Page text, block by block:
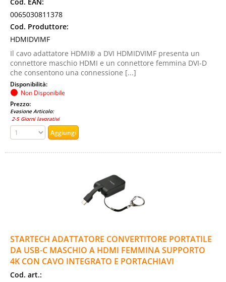
0065030811378
Cod. Produttore:
HDMIDVIMF
Il cavo adattatore HDMI® a DVI HDMIDVIMF presenta un
connettore maschio HDMI e un connettore femmina DVI-D
che consentono una connessione [...]
Disponibilità:
Non Disponibile
Prezzo:
Evasione Articolo:
2-5 Giorni lavorativi
STARTECH ADATTATORE CONVERTITORE PORTATILE
DA USB-C MASCHIO A HDMI FEMMINA SUPPORTO
4K CON CAVO INTEGRATO E PORTACHIAVI
Cod. art.: